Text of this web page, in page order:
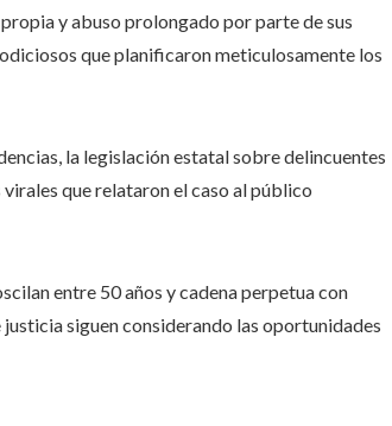
y abuso prolongado por parte de sus
que planificaron meticulosamente los
la legislación estatal sobre delincuentes
que relataron el caso al público
entre 50 años y cadena perpetua con
siguen considerando las oportunidades